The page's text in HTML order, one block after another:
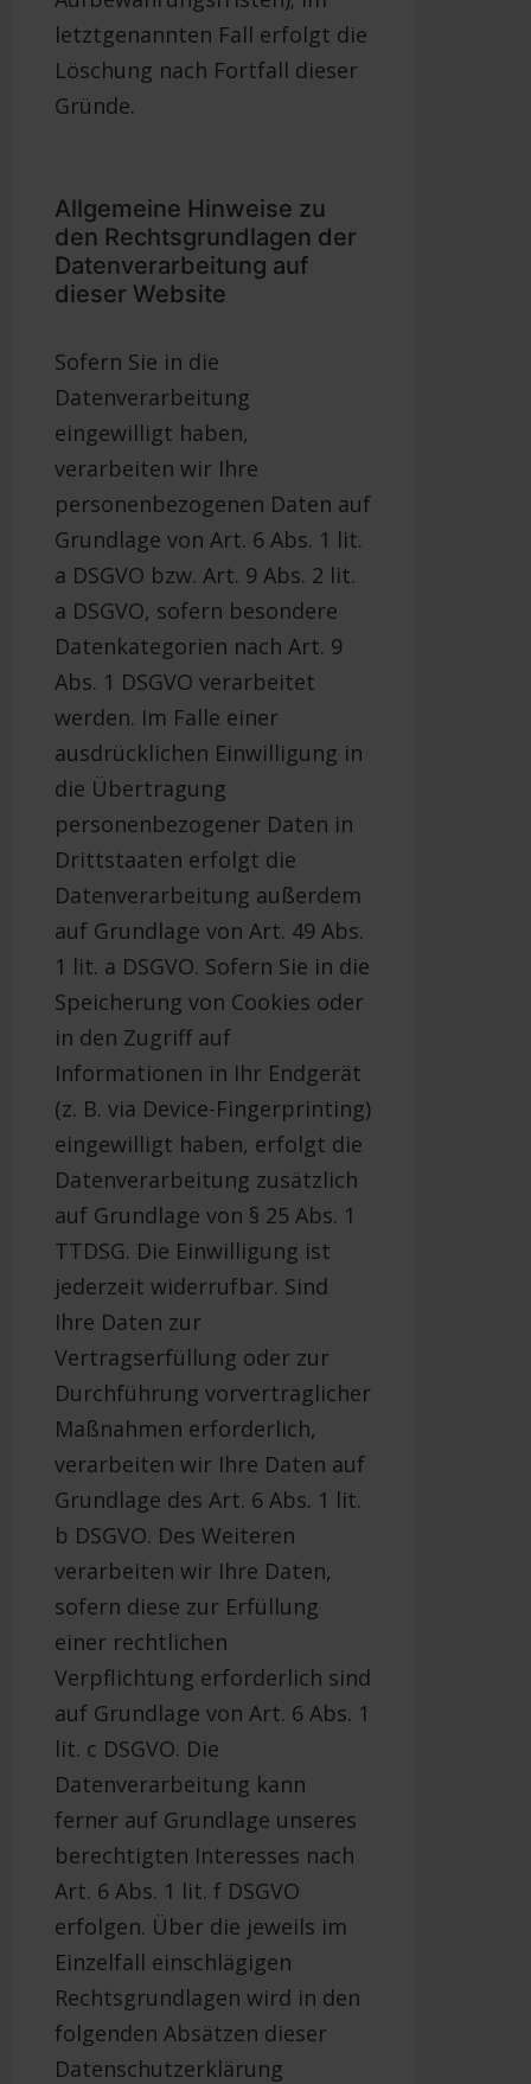
letztgenannten Fall erfolgt die
Löschung nach Fortfall dieser
Gründe.
Allgemeine Hinweise zu
den Rechtsgrundlagen der
Datenverarbeitung auf
dieser Website
Sofern Sie in die
Datenverarbeitung
eingewilligt haben,
verarbeiten wir Ihre
personenbezogenen Daten auf
Grundlage von Art. 6 Abs. 1 lit.
a DSGVO bzw. Art. 9 Abs. 2 lit.
a DSGVO, sofern besondere
Datenkategorien nach Art. 9
Abs. 1 DSGVO verarbeitet
werden. Im Falle einer
ausdrücklichen Einwilligung in
die Übertragung
personenbezogener Daten in
Drittstaaten erfolgt die
Datenverarbeitung außerdem
auf Grundlage von Art. 49 Abs.
1 lit. a DSGVO. Sofern Sie in die
Speicherung von Cookies oder
in den Zugriff auf
Informationen in Ihr Endgerät
(z. B. via Device-Fingerprinting)
eingewilligt haben, erfolgt die
Datenverarbeitung zusätzlich
auf Grundlage von § 25 Abs. 1
TTDSG. Die Einwilligung ist
jederzeit widerrufbar. Sind
Ihre Daten zur
Vertragserfüllung oder zur
Durchführung vorvertraglicher
Maßnahmen erforderlich,
verarbeiten wir Ihre Daten auf
Grundlage des Art. 6 Abs. 1 lit.
b DSGVO. Des Weiteren
verarbeiten wir Ihre Daten,
sofern diese zur Erfüllung
einer rechtlichen
Verpflichtung erforderlich sind
auf Grundlage von Art. 6 Abs. 1
lit. c DSGVO. Die
Datenverarbeitung kann
ferner auf Grundlage unseres
berechtigten Interesses nach
Art. 6 Abs. 1 lit. f DSGVO
erfolgen. Über die jeweils im
Einzelfall einschlägigen
Rechtsgrundlagen wird in den
folgenden Absätzen dieser
Datenschutzerklärung